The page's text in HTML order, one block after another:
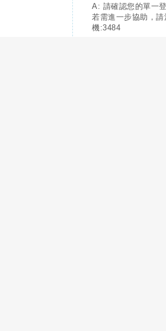
A: 請確認您的單一
若需進一步協助，
機:3484